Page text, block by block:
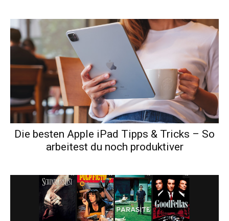
Die besten Apple iPad Tipps & Tricks – So
arbeitest du noch produktiver